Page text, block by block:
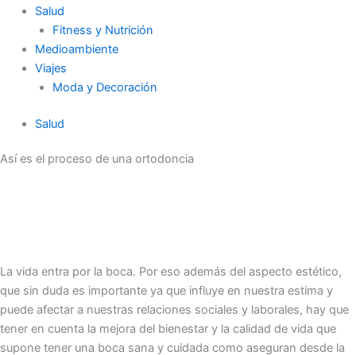
Salud
Fitness y Nutrición
Medioambiente
Viajes
Moda y Decoración
Salud
Así es el proceso de una ortodoncia
La vida entra por la boca. Por eso además del aspecto estético,
que sin duda es importante ya que influye en nuestra estima y
puede afectar a nuestras relaciones sociales y laborales, hay que
tener en cuenta la mejora del bienestar y la calidad de vida que
supone tener una boca sana y cuidada como aseguran desde la